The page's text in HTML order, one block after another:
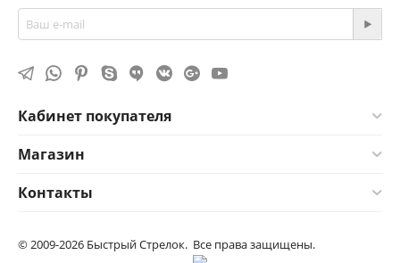
Кабинет покупателя
Магазин
Контакты
© 2009-2026 Быстрый Стрелок. Все права защищены.